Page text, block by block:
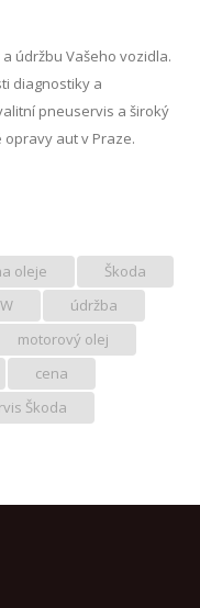
údržbu Vašeho vozidla.
diagnostiky a
pneuservis a široký
aut v Praze.
oleje
Škoda
údržba
motorový olej
cena
Škoda